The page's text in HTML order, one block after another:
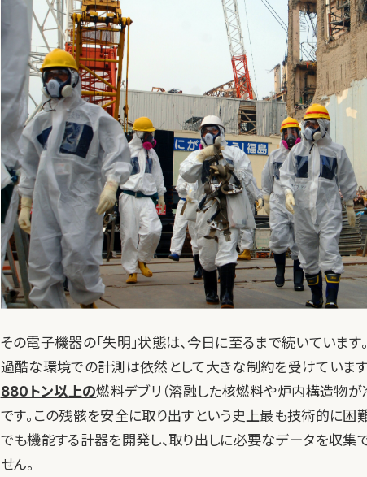
その電子機器の「失明」状態は、今日に至るまで続いています
過酷な環境での計測は依然として大きな制約を受けています
880トン以上の燃料デブリ（溶融した核燃料や炉内構造物が
です。この残骸を安全に取り出すという史上最も技術的に
でも機能する計器を開発し、取り出しに必要なデータを収集
せん。